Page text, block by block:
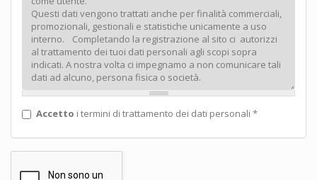
Accetto i termini di trattamento dei dati personali *